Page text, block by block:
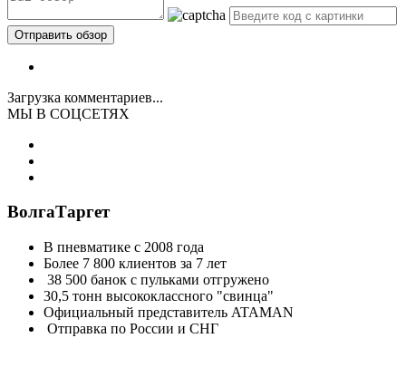
Загрузка комментариев...
МЫ В СОЦСЕТЯХ
ВолгаТаргет
В пневматике с 2008 года
Более 7 800 клиентов за 7 лет
38 500 банок с пульками отгружено
30,5 тонн высококлассного "свинца"
Официальный представитель ATAMAN
Отправка по России и СНГ